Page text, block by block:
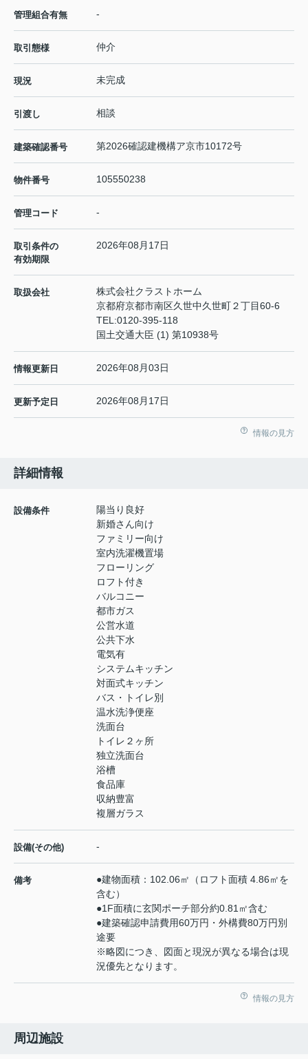
管理組合有無 -
取引態様 仲介
現況 未完成
引渡し 相談
建築確認番号 第2026確認建機構ア京市10172号
物件番号 105550238
管理コード -
取引条件の
有効期限
2026年08月17日
取扱会社
株式会社クラストホーム
京都府京都市南区久世中久世町２丁目60-6
TEL:0120-395-118
国土交通大臣 (1) 第10938号
情報更新日 2026年08月03日
更新予定日 2026年08月17日
情報の見方
詳細情報
設備条件
陽当り良好
新婚さん向け
ファミリー向け
室内洗濯機置場
フローリング
ロフト付き
バルコニー
都市ガス
公営水道
公共下水
電気有
システムキッチン
対面式キッチン
バス・トイレ別
温水洗浄便座
洗面台
トイレ２ヶ所
独立洗面台
浴槽
食品庫
収納豊富
複層ガラス
設備(その他) -
備考
●建物面積：102.06㎡（ロフト面積 4.86㎡を
含む）
●1F面積に玄関ポーチ部分約0.81㎡含む
●建築確認申請費用60万円・外構費80万円別
途要
※略図につき、図面と現況が異なる場合は現
況優先となります。
情報の見方
周辺施設